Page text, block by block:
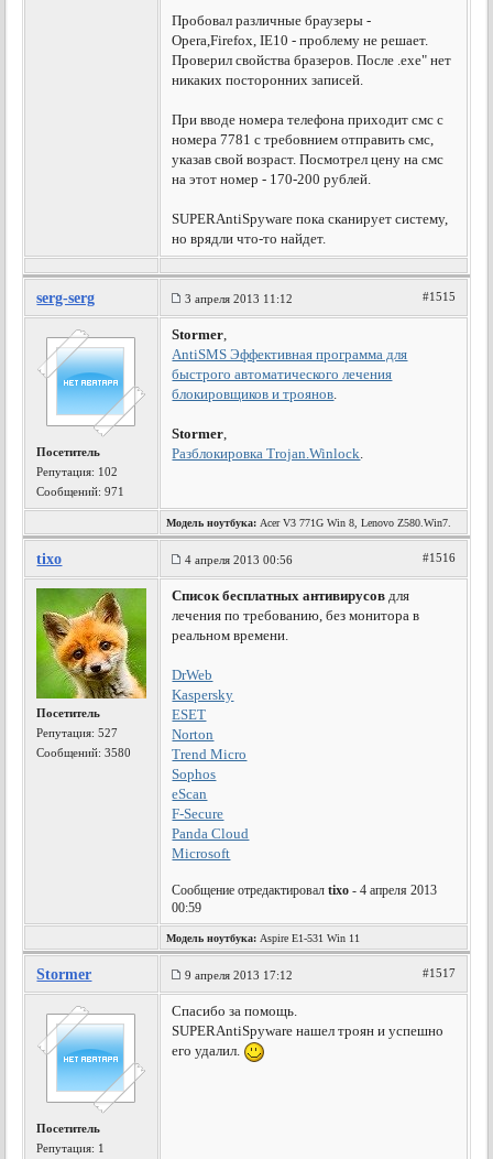
Пробовал различные браузеры -
Opera,Firefox, IE10 - проблему не решает.
Проверил свойства бразеров. После .exe" нет
никаких посторонних записей.
При вводе номера телефона приходит смс с
номера 7781 с требовнием отправить смс,
указав свой возраст. Посмотрел цену на смс
на этот номер - 170-200 рублей.
SUPERAntiSpyware пока сканирует систему,
но врядли что-то найдет.
serg-serg 3 апреля 2013 11:12 #1515
Посетитель
Репутация: 102
Сообщений: 971
Stormer,
AntiSMS Эффективная программа для
быстрого автоматического лечения
блокировщиков и троянов.
Stormer,
Разблокировка Trojan.Winlock.
Модель ноутбука: Acer V3 771G Win 8, Lenovo Z580.Win7.
tixo 4 апреля 2013 00:56 #1516
Посетитель
Репутация:527
Сообщений: 3580
Список бесплатных антивирусов для
лечения по требованию, без монитора в
реальном времени.
DrWeb
Kaspersky
ESET
Norton
Trend Micro
Sophos
eScan
F-Secure
Panda Cloud
Microsoft
Сообщение отредактировалtixo - 4 апреля 2013
00:59
Модель ноутбука: Aspire E1-531 Win 11
Stormer 9 апреля 2013 17:12 #1517
Посетитель
Репутация: 1
Спасибо за помощь.
SUPERAntiSpyware нашел троян и успешно
его удалил.